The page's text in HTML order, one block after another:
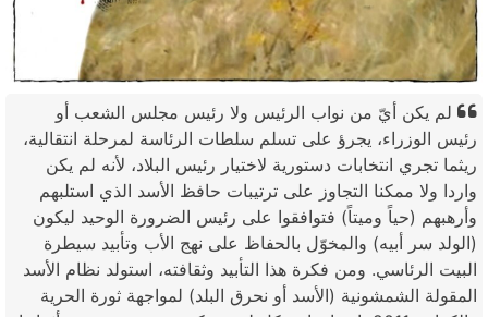
لم يكن أيّ من نواب الرئيس ولا رئيس مجلس الشعب أو
رئيس الوزراء، يجرؤ على تسلم سلطات الرئاسة لمرحلة انتقالية،
ريثما تجري انتخابات دستورية لاختيار رئيس البلاد، لأنه لم يكن
واردا ولا ممكنا التجاوز على ترتيبات حافظ الأسد الذي استلبهم
وأرهبهم (حياً وميتاً) فتوافقوا على رئيس الضرورة الوحيد ليكون
(الولد سر أبيه) والمخوّل بالحفاظ على نهج الأب وتأبيد سيطرة
البيت الرئاسي. ومن فكرة هذا التأبيد وثقافته، استولد نظام الأسد
المقولة الشمشونية (الأسد أو نحرق البلد) لمواجهة ثورة الحرية